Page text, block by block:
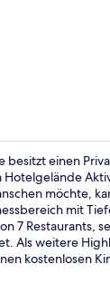
besitzt einen
möchte,
mit
7 Restaurants,
Als weitere
kostenlosen